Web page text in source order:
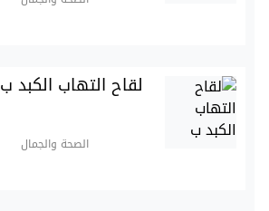
لقاح التهاب الكبد ب
الصحة والجمال